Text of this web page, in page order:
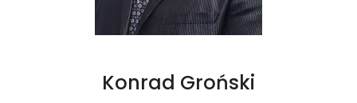
Konrad Groński